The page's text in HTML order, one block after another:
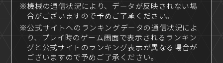
※機械の通信状況により、データが反映されない場
合がございますので予めご了承ください。
※公式サイトへのランキングデータの通信状況によ
り、プレイ時のゲーム画面で表示されるランキン
グと公式サイトのランキング表示が異なる場合が
ございますので予めご了承ください。